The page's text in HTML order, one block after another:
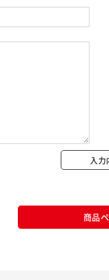
入
商品
カートに入れる